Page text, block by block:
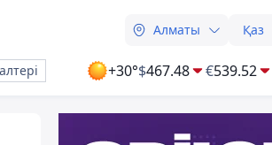
Алматы Қаз
+30°$467.48 €539.52